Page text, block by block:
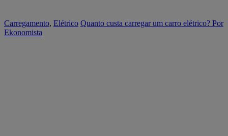
Carregamento, Elétrico Quanto custa carregar um carro elétrico? Por
Ekonomista